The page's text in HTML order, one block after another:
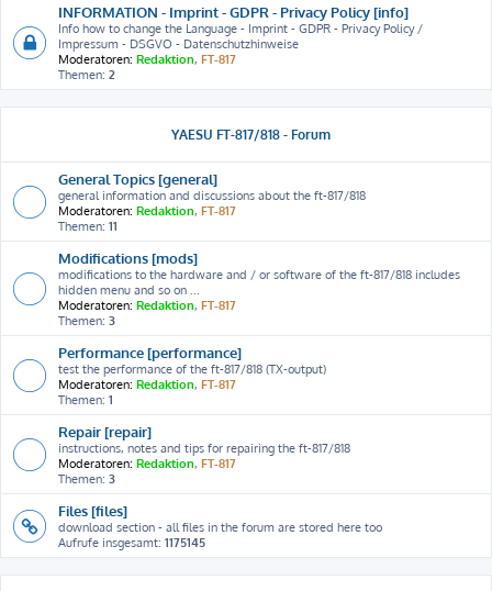
INFORMATION - Imprint - GDPR - Privacy Policy [info]
Info how to change the Language - Imprint - GDPR - Privacy Policy /
Impressum - DSGVO - Datenschutzhinweise
Moderatoren: Redaktion, FT-817
Themen: 2
YAESU FT-817/818 - Forum
General Topics [general]
general information and discussions about the ft-817/818
Moderatoren: Redaktion, FT-817
Themen: 11
Modifications [mods]
modifications to the hardware and / or software of the ft-817/818 includes
hidden menu and so on ...
Moderatoren: Redaktion, FT-817
Themen: 3
Performance [performance]
test the performance of the ft-817/818 (TX-output)
Moderatoren: Redaktion, FT-817
Themen: 1
Repair [repair]
instructions, notes and tips for repairing the ft-817/818
Moderatoren: Redaktion, FT-817
Themen: 3
Files [files]
download section - all files in the forum are stored here too
Aufrufe insgesamt: 1175145